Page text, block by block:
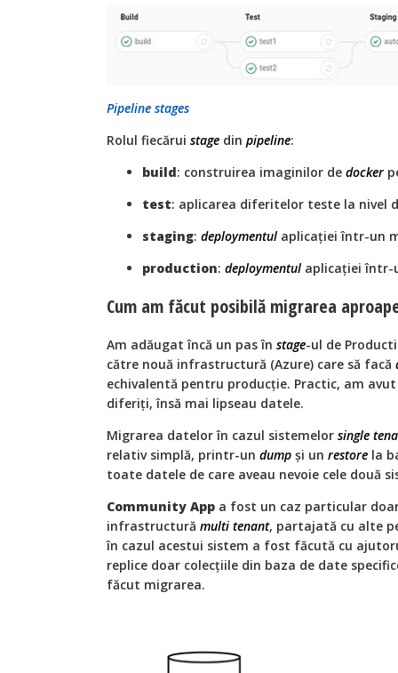
Pipeline stages
Rolul fiecărui stage din pipeline:
build: construirea imaginilor de docker
test: aplicarea diferitelor teste la nivel
staging: deploymentul aplicației într-un
production: deploymentul aplicației într-
Cum am făcut posibilă migrarea
Am adăugat încă un pas în stage-ul de
către nouă infrastructură (Azure) care să facă
echivalentă pentru producție. Practic, am
diferiți, însă mai lipseau datele.
Migrarea datelor în cazul sistemelor single
relativ simplă, printr-un dump și un restore la
toate datele de care aveau nevoie cele două
Community App a fost un caz particular
infrastructură multi tenant, partajată cu alte
în cazul acestui sistem a fost făcută cu
replice doar colecțiile din baza de date
făcut migrarea.